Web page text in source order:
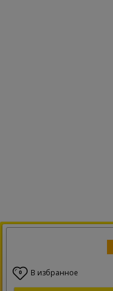
0 В избранное